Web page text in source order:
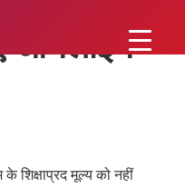
ऑनलाइन
शिक्षाप्रद मूल्य को नहीं